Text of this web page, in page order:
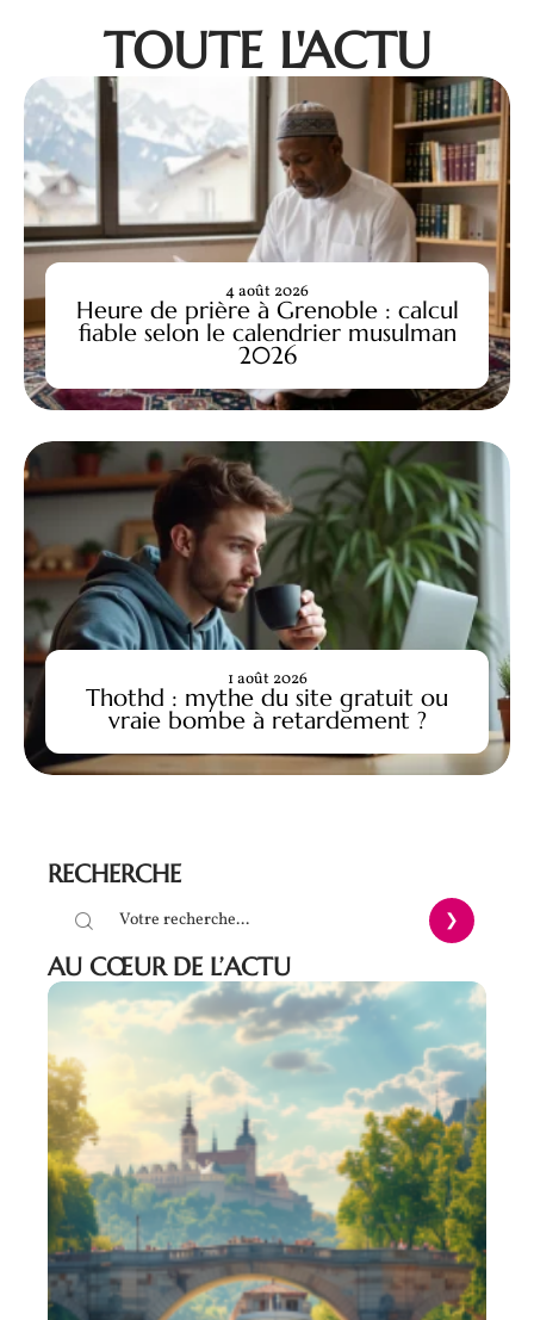
TOUTE L'ACTU
Heure de prière à Grenoble : calcul
fiable selon le calendrier musulman
2026
4 août 2026
Thothd : mythe du site gratuit ou
vraie bombe à retardement ?
1 août 2026
RECHERCHE
AU CŒUR DE L’ACTU